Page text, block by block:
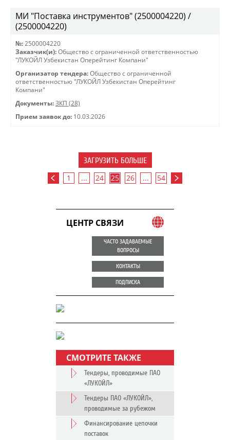
МИ "Поставка инструментов" (2500004220) /
(2500004220)
№: 2500004220
Заказчик(и): Общество с ограниченной ответственностью
"ЛУКОЙЛ Узбекистан Оперейтинг Компани"
Организатор тендера: Общество с ограниченной
ответственностью "ЛУКОЙЛ Узбекистан Оперейтинг
Компани"
Документы: ЗКП (28)
Прием заявок до: 10.03.2026
ЗАГРУЗИТЬ БОЛЬШЕ
1 ... 24 25 26 ... 54
ЦЕНТР СВЯЗИ
ЧАСТО ЗАДАВАЕМЫЕ
ВОПРОСЫ
КОНТАКТЫ
ПОДПИСКА
СМОТРИТЕ ТАКЖЕ
Тендеры, проводимые ПАО
«ЛУКОЙЛ»
Тендеры ПАО «ЛУКОЙЛ»,
проводимые за рубежом
Финансирование цепочки
поставок